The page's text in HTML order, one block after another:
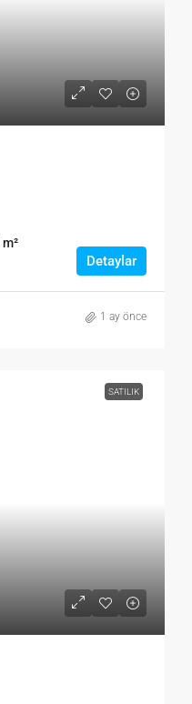
m²
Detaylar
1 ay önce
SATILIK